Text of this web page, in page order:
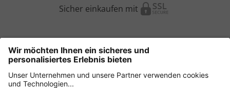
Sicher einkaufen mit
Weitere Onlineshops